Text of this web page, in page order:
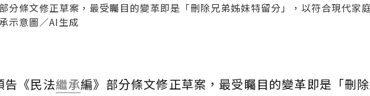
分條文修正草案，最受矚目的變革即是「刪除兄弟姊妹特留分」，以符合現代家
示意圖／AI生成
告《民法繼承編》部分條文修正草案，最受矚目的變革即是「刪